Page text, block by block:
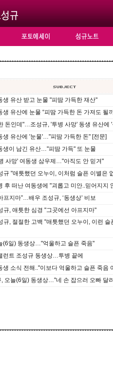
생 유산 받고 눈물 "피땀 가득한 재산"
생 유산에 눈물 “피땀 가득한 돈 가져도 될
돈인데"…조성규, '투병 사망' 동생 유산에
생 유산에 '눈물'…"피땀 가득한 돈" [전문]
생이 남긴 유산…"피땀 가득" 또 눈물
사망' 여동생 삼우제…"아직도 안 믿겨"
규 "애틋했던 오누이, 이처럼 슬픈 이별은
후 떠난 여동생에 "괴롭고 미안..믿어지지
프지마”…배우 조성규, ‘동생상’ 비보
규, 애틋한 심경 "그곳에선 아프지마"
규, 절절한 고백 "애틋했던 오누이, 이런 슬
(6일) 동생상…"억울하고 슬픈 죽음"
런트 조성규 동생상…투병 끝에
생 소식 전해.."이보다 억울하고 슬픈 죽음
, 오늘(6일) 동생상…"네 손 잡으러 오빠 달